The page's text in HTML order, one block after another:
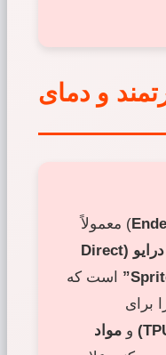
و دمای
) معمولاً
اکسترودر دایرکت درایو (Direct
است که
برای
و مواد